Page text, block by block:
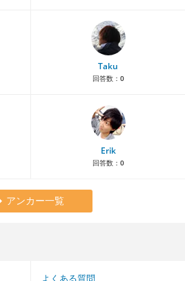
Taku
回答数： 0
Erik
回答数： 0
アンカー一覧
よくある質問